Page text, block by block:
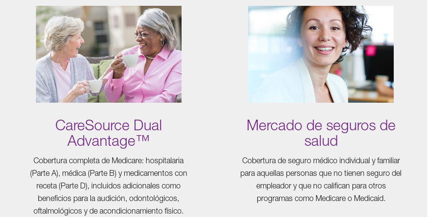
CareSource Dual
Advantage™
Cobertura completa de Medicare: hospitalaria
(Parte A), médica (Parte B) y medicamentos con
receta (Parte D), incluidos adicionales como
beneficios para la audición, odontológicos,
oftalmológicos y de acondicionamiento físico.
Mercado de seguros de
salud
Cobertura de seguro médico individual y familiar
para aquellas personas que no tienen seguro del
empleador y que no califican para otros
programas como Medicare o Medicaid.